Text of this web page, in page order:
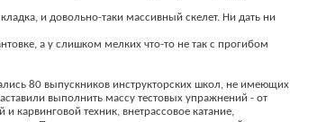
и довольно-таки массивный скелет. Ни дать ни
а у слишком мелких что-то не так с прогибом
80 выпускников инструкторских школ, не имеющих
выполнить массу тестовых упражнений - от
техник, внетрассовое катание,